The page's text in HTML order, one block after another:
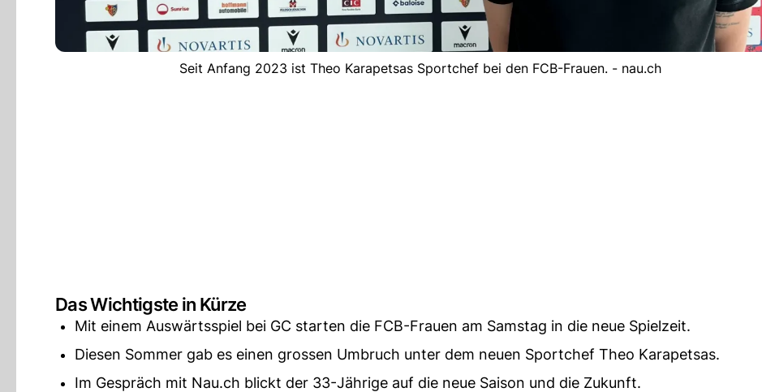
Seit Anfang 2023 ist Theo Karapetsas Sportchef bei den FCB-Frauen. - nau.ch
Das Wichtigste in Kürze
Mit einem Auswärtsspiel bei GC starten die FCB-Frauen am Samstag in die neue Spielzeit.
Diesen Sommer gab es einen grossen Umbruch unter dem neuen Sportchef Theo Karapetsas.
Im Gespräch mit Nau.ch blickt der 33-Jährige auf die neue Saison und die Zukunft.